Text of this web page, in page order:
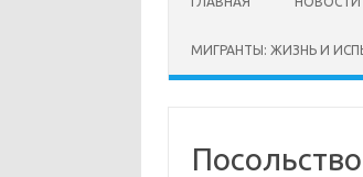
МИГРАНТЫ: ЖИЗНЬ И